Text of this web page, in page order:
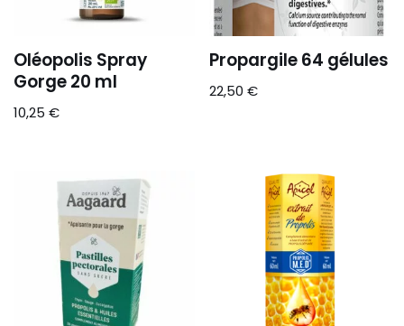
Oléopolis Spray
Gorge 20 ml
10,25 €
Propargile 64 gélules
22,50€